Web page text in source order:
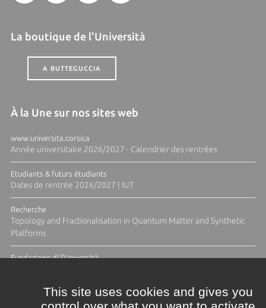
La boutique de l'Università
A BUTTEGUCCIA
À la Une sur nos sites web
www.universita.corsica
Année universitaire 2026/2027 - Calendrier des rentrées
Etudiants & futurs étudiants
Dates de rentrée 2026/2027 | IUT
Recherche
Topology and Fractionalisation in Quantum Matter and Synthetic
Platforms
Fundazione di l'Università
This site uses cookies and gives you